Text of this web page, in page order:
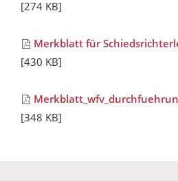
[274 KB]
Merkblatt für
[430 KB]
[348 KB]